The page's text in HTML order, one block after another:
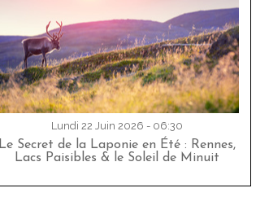
Lundi 22 Juin 2026 - 06:30
Le Secret de la Laponie en Été : Rennes,
Lacs Paisibles & le Soleil de Minuit